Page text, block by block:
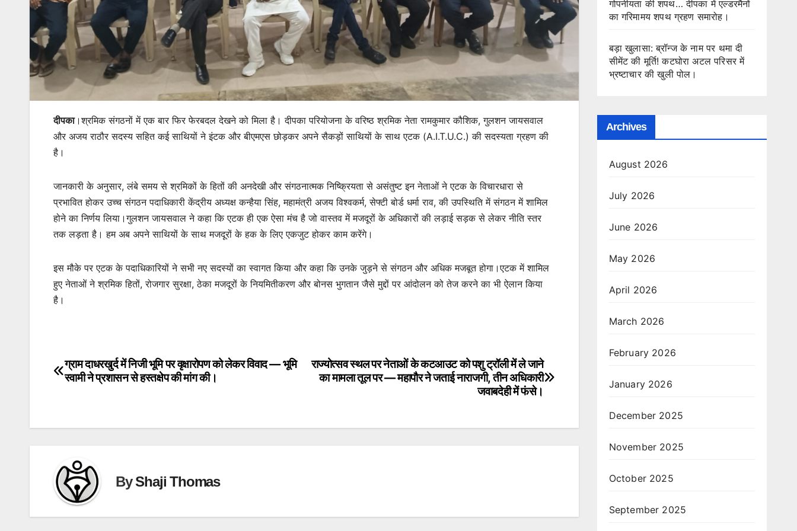
दीपका।श्रमिक संगठनों में एक बार फिर फेरबदल देखने को मिला है। दीपका परियोजना के वरिष्ठ श्रमिक नेता रामकुमार कौशिक, गुलशन जायसवाल
और अजय राठौर सदस्य सहित कई साथियों ने इंटक और बीएमएस छोड़कर अपने सैकड़ों साथियों के साथ एटक (A.I.T.U.C.) की सदस्यता ग्रहण की
है।
जानकारी के अनुसार, लंबे समय से श्रमिकों के हितों की अनदेखी और संगठनात्मक निष्क्रियता से असंतुष्ट इन नेताओं ने एटक के विचारधारा से
प्रभावित होकर उच्च संगठन पदाधिकारी केंद्रीय अध्यक्ष कन्हैया सिंह, महामंत्री अजय विश्वकर्म, सेफ्टी बोर्ड धर्मा राव, की उपस्थिति में संगठन में शामिल
होने का निर्णय लिया।गुलशन जायसवाल ने कहा कि एटक ही एक ऐसा मंच है जो वास्तव में मजदूरों के अधिकारों की लड़ाई सड़क से लेकर नीति स्तर
तक लड़ता है। हम अब अपने साथियों के साथ मजदूरों के हक के लिए एकजुट होकर काम करेंगे।
इस मौके पर एटक के पदाधिकारियों ने सभी नए सदस्यों का स्वागत किया और कहा कि उनके जुड़ने से संगठन और अधिक मजबूत होगा।एटक में शामिल
हुए नेताओं ने श्रमिक हितों, रोजगार सुरक्षा, ठेका मजदूरों के नियमितीकरण और बोनस भुगतान जैसे मुद्दों पर आंदोलन को तेज करने का भी ऐलान किया
है।
Post
राज्योत्सव स्थल पर नेताओं के कटआउट को पशु ट्रॉली में ले जाने
का मामला तूल पर — महापौर ने जताई नाराजगी, तीन अधिकारी
जवाबदेही में फंसे।
ग्राम दाधरखुर्द में निजी भूमि पर वृक्षारोपण को लेकर विवाद — भूमि
स्वामी ने प्रशासन से हस्तक्षेप की मांग की।
ByShaji Thomas
गोपनीयता की शपथ… दीपका में एल्डरमैनों
का गरिमामय शपथ ग्रहण समारोह।
बड़ा खुलासा: ब्रॉन्ज के नाम पर थमा दी
सीमेंट की मूर्ति! कटघोरा अटल परिसर में
भ्रष्टाचार की खुली पोल।
Archives
August 2026
July 2026
June 2026
May 2026
April 2026
March 2026
February 2026
January 2026
December 2025
November 2025
October 2025
September 2025